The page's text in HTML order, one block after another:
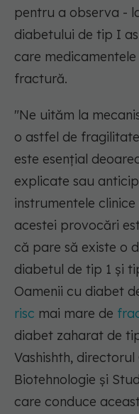
pentru a observa -
diabetului de tip I
care
fractură.
"Ne uităm la
o astfel de
este esențial
explicate sau
instrumentele
acestei provocări
că pare să existe o
diabetul de tip 1 și
Oamenii cu diabet
risc mai mare de
diabet zaharat de
Vashishth,
Biotehnologie și
care conduce